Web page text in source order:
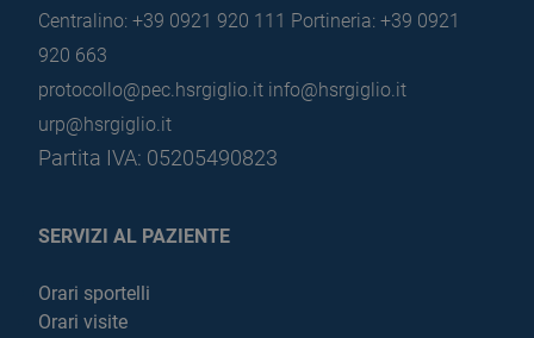
Centralino: +39 0921 920 111 Portineria: +39 0921
920 663
protocollo@pec.hsrgiglio.it info@hsrgiglio.it
urp@hsrgiglio.it
Partita IVA: 05205490823
SERVIZI AL PAZIENTE
Orari sportelli
Orari visite